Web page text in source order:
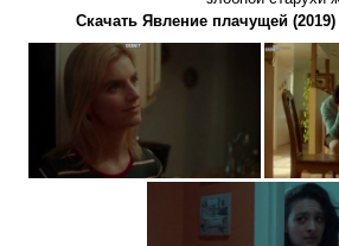
Скачать Явление плачущей (2019)